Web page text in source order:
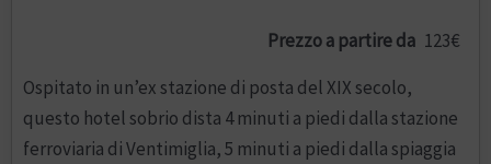
Prezzo a partire da 123€
Ospitato in un’ex stazione di posta del XIX secolo,
questo hotel sobrio dista 4 minuti a piedi dalla stazione
ferroviaria di Ventimiglia, 5 minuti a piedi dalla spiaggia